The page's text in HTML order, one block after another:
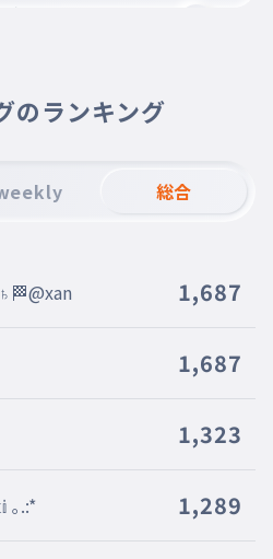
いことも
みはやさしい
いことも
なくても
の夜を
のランキング
総合
1,687
1,687
1,323
*:.。ℝ𝕪𝕦𝕜𝕚 ｡.:* 1,289